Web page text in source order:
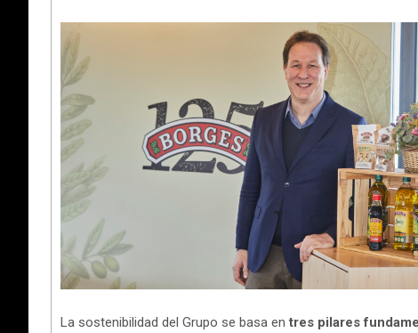
La sostenibilidad del Grupo se basa entres pilares